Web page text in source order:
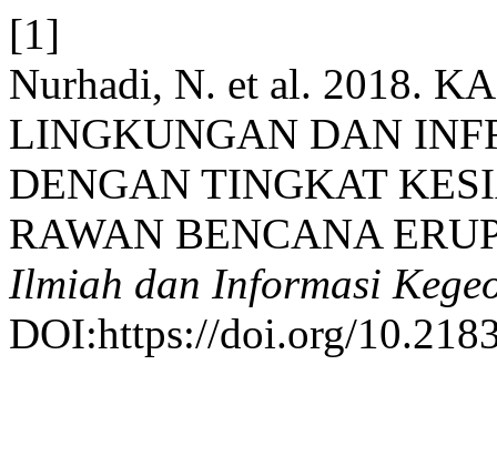
[1]
Nurhadi, N. et al. 2018.
LINGKUNGAN DAN
DENGAN TINGKAT
RAWAN BENCANA
Ilmiah dan Informasi
DOI:https://doi.org/